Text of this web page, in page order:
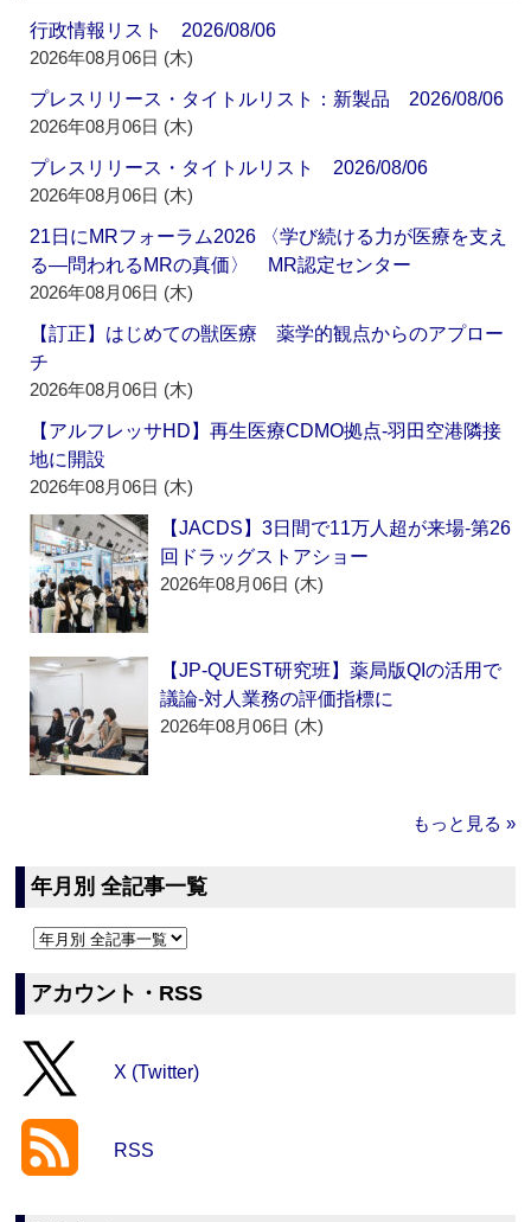
行政情報リスト 2026/08/06
2026年08月06日 (木)
プレスリリース・タイトルリスト：新製品 2026/08/06
2026年08月06日 (木)
プレスリリース・タイトルリスト 2026/08/06
2026年08月06日 (木)
21日にMRフォーラム2026 〈学び続ける力が医療を支え
る―問われるMRの真価〉 MR認定センター
2026年08月06日 (木)
【訂正】はじめての獣医療 薬学的観点からのアプロー
チ
2026年08月06日 (木)
【アルフレッサHD】再生医療CDMO拠点‐羽田空港隣接
地に開設
2026年08月06日 (木)
【JACDS】3日間で11万人超が来場‐第26
回ドラッグストアショー
2026年08月06日 (木)
【JP-QUEST研究班】薬局版QIの活用で
議論‐対人業務の評価指標に
2026年08月06日 (木)
もっと見る »
年月別 全記事一覧
アカウント・RSS
X (Twitter)
RSS